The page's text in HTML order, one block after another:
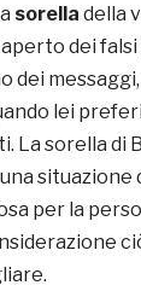
sorella della
dei
dei
lei
La sorella di
situazione
per la